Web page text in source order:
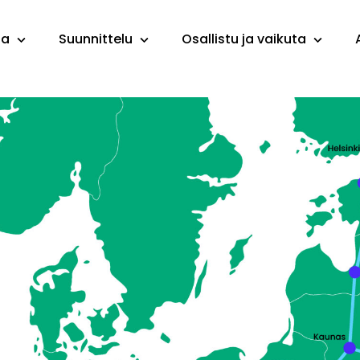
Suunnittelu Osallistu ja vaikuta